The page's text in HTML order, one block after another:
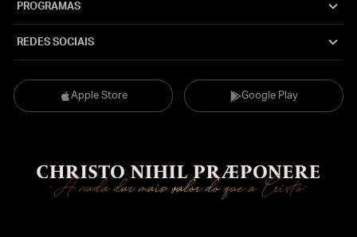
Apple Store Google Play
PROGRAMAS
REDES SOCIAIS